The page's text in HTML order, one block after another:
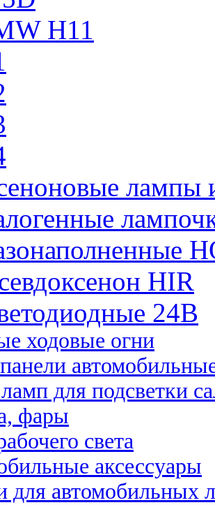
H11
лампы
HIR
24B
ходовые огни
для подсветки
фары
света
аксессуары
для автомобильных